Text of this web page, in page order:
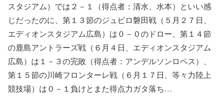
スタジアム）では２－１（得点者：清水、水本）といい感
じだったのに、第１３節のジュビロ磐田戦（５月２７日、
エディオンスタジアム広島）は０－０のドロー、第１４節
の鹿島アントラーズ戦（６月４日、エディオンスタジアム
広島）は１－３の完敗（得点者：アンデルソンロペス）、
第１５節の川崎フロンターレ戦（６月１７日、等々力陸上
競技場）は０－１負けとまた得点力ガタ落ち…